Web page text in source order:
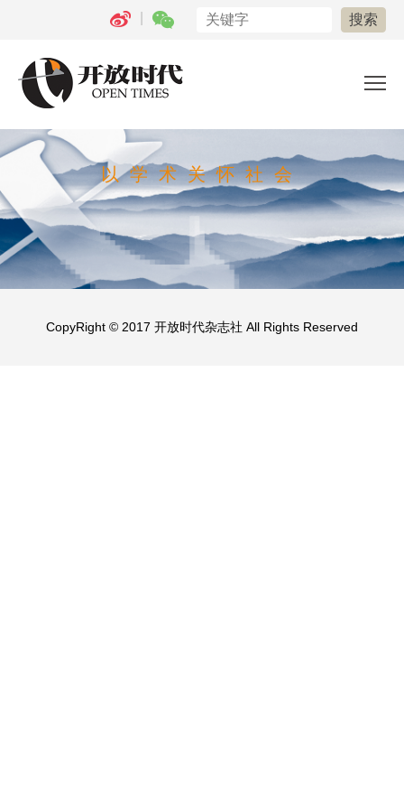
以学术关怀社会
CopyRight © 2017 开放时代杂志社 All Rights Reserved